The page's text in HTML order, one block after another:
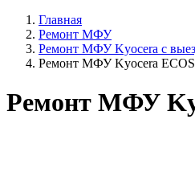
Главная
Ремонт МФУ
Ремонт МФУ Kyocera с
Ремонт МФУ Kyocera
Ремонт МФУ